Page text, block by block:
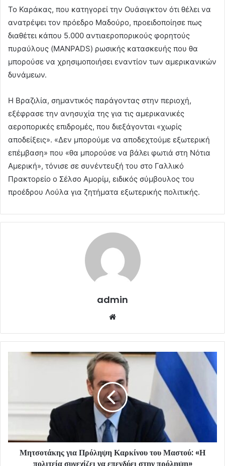
Το Καράκας, που κατηγορεί την Ουάσιγκτον ότι θέλει να
ανατρέψει τον πρόεδρο Μαδούρο, προειδοποίησε πως
διαθέτει κάπου 5.000 αντιαεροπορικούς φορητούς
πυραύλους (MANPADS) ρωσικής κατασκευής που θα
μπορούσε να χρησιμοποιήσει εναντίον των αμερικανικών
δυνάμεων.
Η Βραζιλία, σημαντικός παράγοντας στην περιοχή,
εξέφρασε την ανησυχία της για τις αμερικανικές
αεροπορικές επιδρομές, που διεξάγονται «χωρίς
αποδείξεις». «Δεν μπορούμε να αποδεχτούμε εξωτερική
επέμβαση» που «θα μπορούσε να βάλει φωτιά στη Νότια
Αμερική», τόνισε σε συνέντευξή του στο Γαλλικό
Πρακτορείο ο Σέλσο Αμορίμ, ειδικός σύμβουλος του
προέδρου Λούλα για ζητήματα εξωτερικής πολιτικής.
admin
Μητσοτάκης για Πρόληψη Καρκίνου του Μαστού: «Η
πολιτεία συνεχίζει να επενδύει στην πρόληψη»